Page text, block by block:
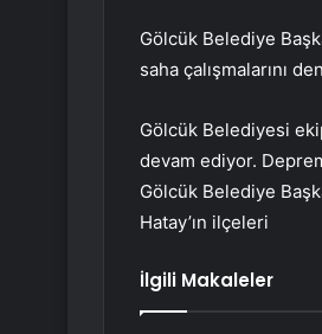
Gölcük Belediye
saha çalışmalarını
Gölcük Belediyesi
devam ediyor.
Gölcük Belediye
Hatay’ın ilçeleri
İlgili Makaleler